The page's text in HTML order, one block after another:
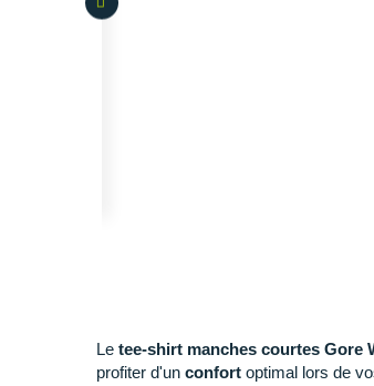
Le tee-shirt manches courtes Gore
profiter d'un confort optimal lors de